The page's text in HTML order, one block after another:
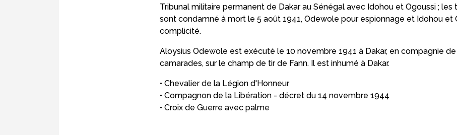
Tribunal militaire permanent de Dakar au Sénégal avec Idohou et Ogoussi ; les
sont condamné à mort le 5 août 1941, Odewole pour espionnage et Idohou et
complicité.
Aloysius Odewole est exécuté le 10 novembre 1941 à Dakar, en compagnie
camarades, sur le champ de tir de Fann. Il est inhumé à Dakar.
• Chevalier de la Légion d'Honneur
• Compagnon de la Libération - décret du 14 novembre 1944
• Croix de Guerre avec palme